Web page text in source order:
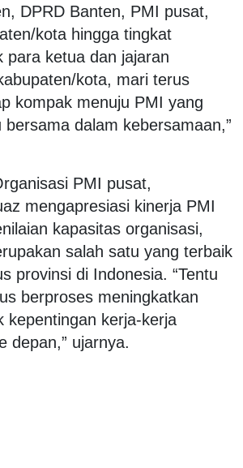
DPRD Banten, PMI pusat,
kota hingga tingkat
para ketua dan jajaran
kota, mari terus
kompak menuju PMI yang
bersama dalam kebersamaan,”
PMI pusat,
mengapresiasi kinerja PMI
kapasitas organisasi,
salah satu yang terbaik
provinsi di Indonesia. “Tentu
berproses meningkatkan
kepentingan kerja-kerja
depan,” ujarnya.